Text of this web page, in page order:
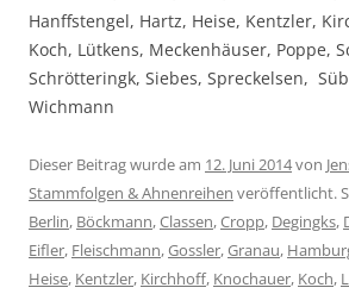
Hanffstengel, Hartz, Heise, Kentzler,
Koch, Lütkens, Meckenhäuser, Poppe,
Schrötteringk, Siebes, Spreckelsen,
Wichmann
Dieser Beitrag wurde am 12. Juni 2014von
Stammfolgen & Ahnenreihen veröffentlicht.
Berlin, Böckmann,Classen,Cropp, Degingks,
Eifler, Fleischmann,Gossler,Granau,
Heise, Kentzler, Kirchhoff, Knochauer, Koch,